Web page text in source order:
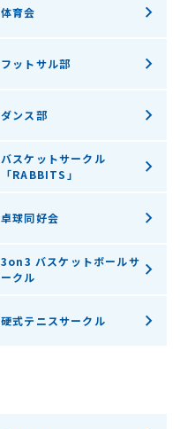
体育会
フットサル部
ダンス部
バスケットサークル
「RABBITS」
卓球同好会
3on3 バスケットボールサ
ークル
硬式テニスサークル